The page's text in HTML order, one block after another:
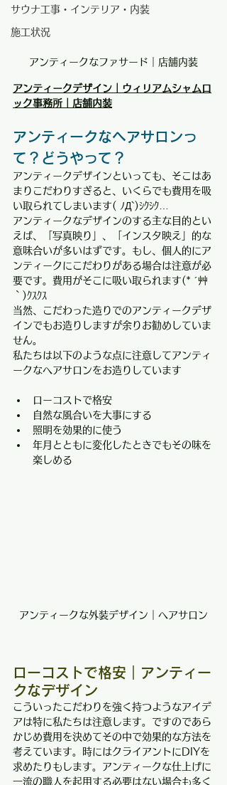
サウナ工事・インテリア・内装
施工状況
アンティークなファサード｜店舗内装
アンティークデザイン｜ウィリアムシャムロ
ック事務所｜店舗内装
アンティークなヘアサロンっ
て？どうやって？
アンティークデザインといっても、そこはあ
まりこだわりすぎると、いくらでも費用を吸
い取られてしまいます( ﾉД`)ｼｸｼｸ…
アンティークなデザインのする主な目的とい
えば、「写真映り」、「インスタ映え」的な
意味合いが多いはずです。もし、個人的にア
ンティークにこだわりがある場合は注意が必
要です。費用がそこに吸い取られます(* ´艸
｀)ｸｽｸｽ
当然、こだわった造りでのアンティークデザ
インでもお造りしますが余りお勧めしていま
せん。
私たちは以下のような点に注意してアンティ
ークなヘアサロンをお造りしています
ローコストで格安
自然な風合いを大事にする
照明を効果的に使う
年月とともに変化したときでもその味を
楽しめる
アンティークな外装デザイン｜ヘアサロン
ローコストで格安｜アンティー
クなデザイン
こういったこだわりを強く持つようなアイデ
アは特に私たちは注意します。ですのであら
かじめ費用を決めてその中で効果的な方法を
考えています。時にはクライアントにDIYを
求めたりもします。アンティークな仕上げに
一流の職人を起用する必要はない場合も多く